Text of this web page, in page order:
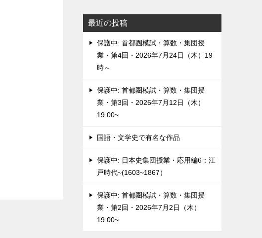
最近の投稿
保護中: 首都圏模試・算数・集団授
業・第4回・2026年7月24日（木）19
時～
保護中: 首都圏模試・算数・集団授
業・第3回・2026年7月12日（木）
19:00~
国語・文学史で有名な作品
保護中: 日本史集団授業・応用編6：江
戸時代~(1603~1867）
保護中: 首都圏模試・算数・集団授
業・第2回・2026年7月2日（木）
19:00~